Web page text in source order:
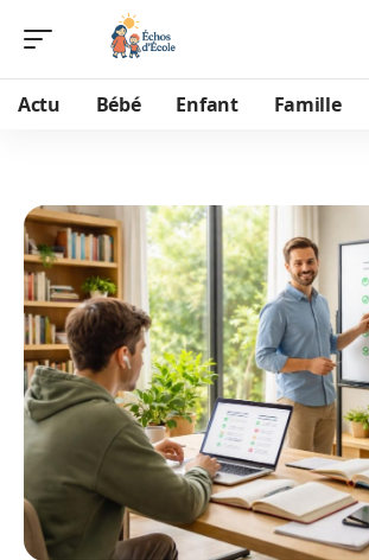
Actu Bébé Enfant Famille